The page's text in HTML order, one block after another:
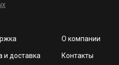
и доставка
О компании
Контакты